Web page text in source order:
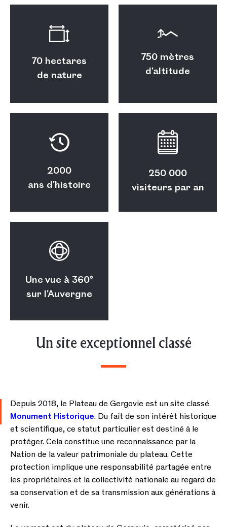
70 hectares
de nature
750 mètres
d'altitude
2000
ans d'histoire
250 000
visiteurs par an
Une vue à 360°
sur l'Auvergne
Un site exceptionnel classé
Depuis 2018, le Plateau de Gergovie est un site classé
Monument Historique. Du fait de son intérêt historique
et scientifique, ce statut particulier est destiné à le
protéger. Cela constitue une reconnaissance par la
Nation de la valeur patrimoniale du plateau. Cette
protection implique une responsabilité partagée entre
les propriétaires et la collectivité nationale au regard de
sa conservation et de sa transmission aux générations à
venir.